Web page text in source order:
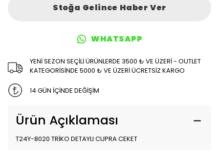
Stoğa Gelince Haber Ver
WHATSAPP
YENİ SEZON SEÇİLİ ÜRÜNLERDE 3500 ₺ VE ÜZERİ - OUTLET
KATEGORİSİNDE 5000 ₺ VE ÜZERİ ÜCRETSİZ KARGO
14 GÜN İÇİNDE DEĞİŞİM
Ürün Açıklaması
T24Y-8020 TRİKO DETAYLI CUPRA CEKET